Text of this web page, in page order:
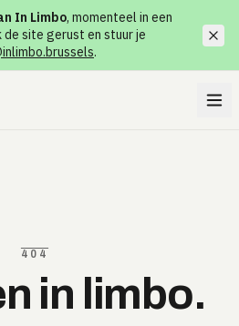
In Limbo, momenteel in een
de site gerust en stuur je
.
404
in limbo.